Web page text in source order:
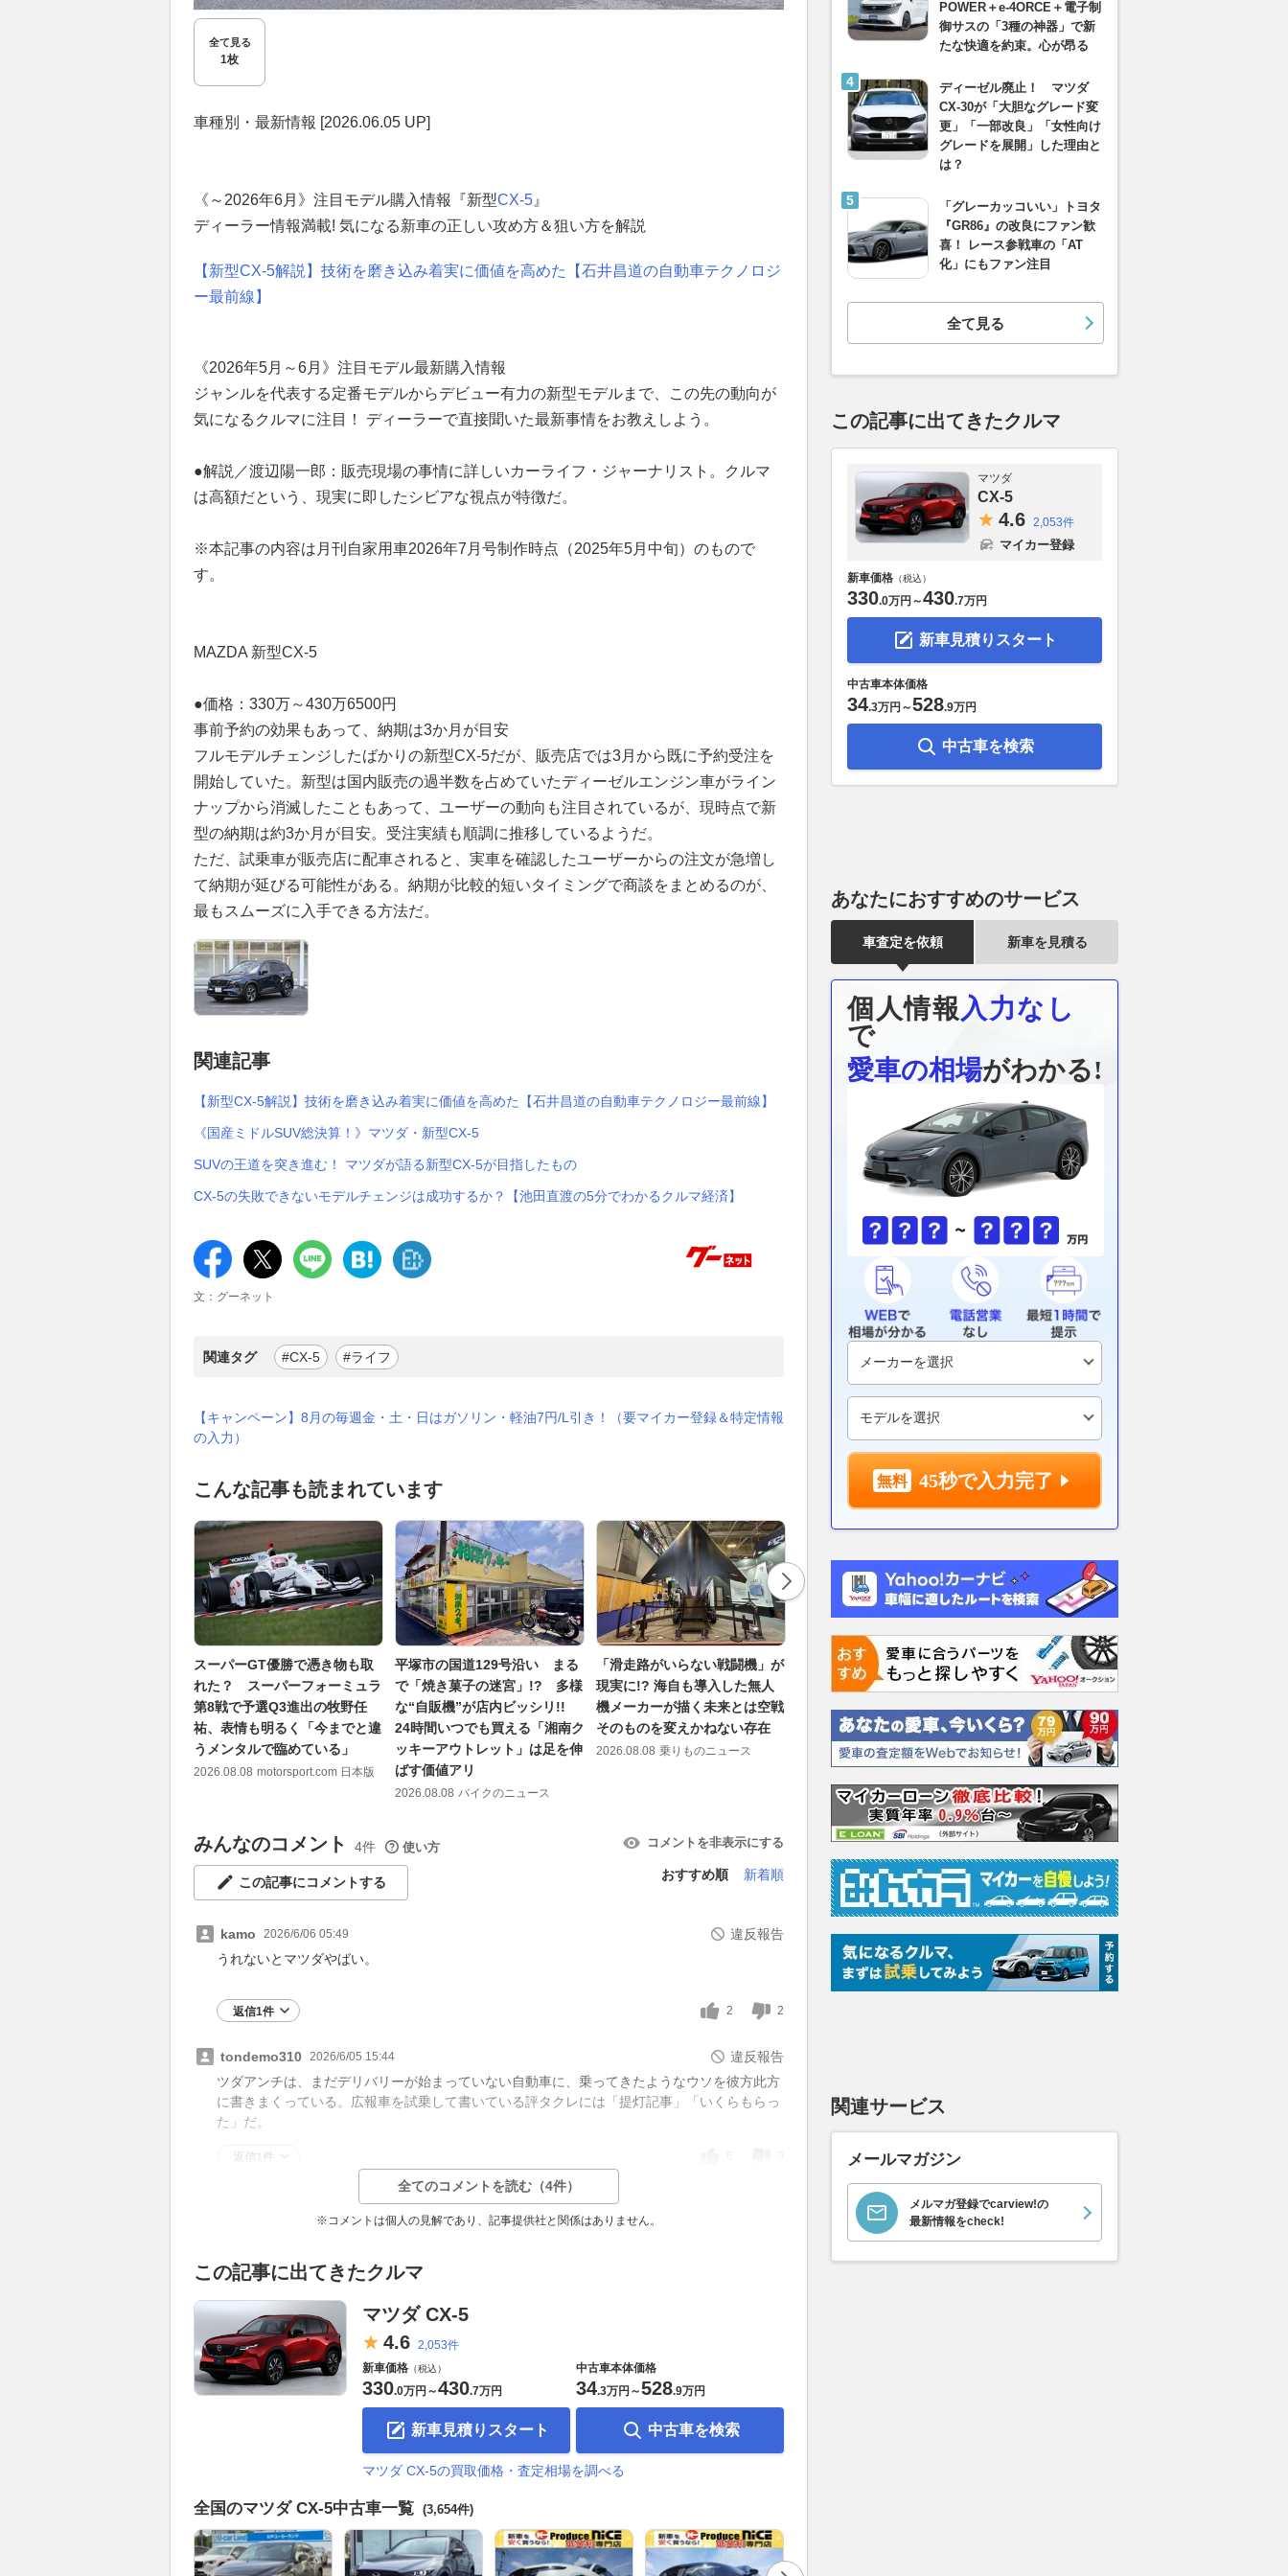
全て見る
1枚
車種別・最新情報 [2026.06.05 UP]
《～2026年6月》注目モデル購入情報『新型CX-5 』
ディーラー情報満載! 気になる新車の正しい攻め方＆狙い方を解説
【新型CX-5解説】技術を磨き込み着実に価値を高めた【石井昌道の自動車テクノロジ
ー最前線】
《2026年5月～6月》注目モデル最新購入情報
ジャンルを代表する定番モデルからデビュー有力の新型モデルまで、この先の動向が
気になるクルマに注目！ ディーラーで直接聞いた最新事情をお教えしよう。
●解説／渡辺陽一郎：販売現場の事情に詳しいカーライフ・ジャーナリスト。クルマ
は高額だという、現実に即したシビアな視点が特徴だ。
※本記事の内容は月刊自家用車2026年7月号制作時点（2025年5月中旬）のもので
す。
MAZDA 新型CX-5
●価格：330万～430万6500円
事前予約の効果もあって、納期は3か月が目安
フルモデルチェンジしたばかりの新型CX-5だが、販売店では3月から既に予約受注を
開始していた。新型は国内販売の過半数を占めていたディーゼルエンジン車がライン
ナップから消滅したこともあって、ユーザーの動向も注目されているが、現時点で新
型の納期は約3か月が目安。受注実績も順調に推移しているようだ。
ただ、試乗車が販売店に配車されると、実車を確認したユーザーからの注文が急増し
て納期が延びる可能性がある。納期が比較的短いタイミングで商談をまとめるのが、
最もスムーズに入手できる方法だ。
関連記事
【新型CX-5解説】技術を磨き込み着実に価値を高めた【石井昌道の自動車テクノロジー最前線】
《国産ミドルSUV総決算！》マツダ・新型CX-5
SUVの王道を突き進む！ マツダが語る新型CX-5が目指したもの
CX-5の失敗できないモデルチェンジは成功するか？【池田直渡の5分でわかるクルマ経済】
文：グーネット
関連タグ #CX-5 #ライフ
【キャンペーン】8月の毎週金・土・日はガソリン・軽油7円/L引き！（要マイカー登録＆特定情報
の入力）
こんな記事も読まれています
スーパーGT優勝で憑き物も取
れた？ スーパーフォーミュラ
第8戦で予選Q3進出の牧野任
祐、表情も明るく「今までと違
うメンタルで臨めている」
2026.08.08 motorsport.com 日本版
平塚市の国道129号沿い まる
で「焼き菓子の迷宮」!? 多様
な“自販機”が店内ビッシリ!!
24時間いつでも買える「湘南ク
ッキーアウトレット」は足を伸
ばす価値アリ
2026.08.08 バイクのニュース
「滑走路がいらない戦闘機」が
現実に!? 海自も導入した無人
機メーカーが描く未来とは空戦
そのものを変えかねない存在
2026.08.08 乗りものニュース
新型SUV「CX-5」は室内にも
注目！ マツダ初の「Googleビ
ルトイン」搭載でどう変わっ
た？ パイオニアのナビアプリ
「コッチ」を使って感じた“驚
き”とは
2026.08.08 VAGUE
GT500クラスの秘密をNISMO
が語る！ 開発領域が少ないな
かでライバルに差を付けるポイ
ントとは
2026.08.08 WEB CARTOP
みんなのコメント 4件 使い方 コメントを非表示にする
この記事にコメントする
おすすめ順 新着順
kamo 2026/6/06 05:49
違反報告
うれないとマツダやばい。
返信1件 2 2
tondemo310 2026/6/05 15:44
違反報告
ツダアンチは、まだデリバリーが始まっていない自動車に、乗ってきたようなウソを彼方此方
に書きまくっている。広報車を試乗して書いている評タクレには「提灯記事」「いくらもらっ
た」だ。
返信1件
全てのコメントを読む（4件）
※コメントは個人の見解であり、記事提供社と関係はありません。
この記事に出てきたクルマ
マツダ CX-5
4.6 2,053件
新車価格 （税込）
330.0万円 ～430.7万円
新車見積りスタート
中古車本体価格
34.3万円 ～528.9万円
中古車を検索
マツダ CX-5の買取価格・査定相場を調べる
全国のマツダ CX-5中古車一覧 (3,654件)
POWER＋e-4ORCE＋電子制
御サスの「3種の神器」で新
たな快適を約束。心が昂る
ディーゼル廃止！ マツダ
CX-30が「大胆なグレード変
更」「一部改良」「女性向け
グレードを展開」した理由と
は？
「グレーカッコいい」トヨタ
『GR86』の改良にファン歓
喜！ レース参戦車の「AT
化」にもファン注目
全て見る
この記事に出てきたクルマ
マツダ
CX-5
4.6 2,053件
マイカー登録
新車価格 （税込）
330.0万円 ～430.7万円
新車見積りスタート
中古車本体価格
34.3万円 ～528.9万円
中古車を検索
あなたにおすすめのサービス
車査定を依頼 新車を見積る
個人情報 入力なし
で
愛車の相場がわかる!
45秒で入力完了
関連サービス
メールマガジン
メルマガ登録でcarview!の
最新情報をcheck!